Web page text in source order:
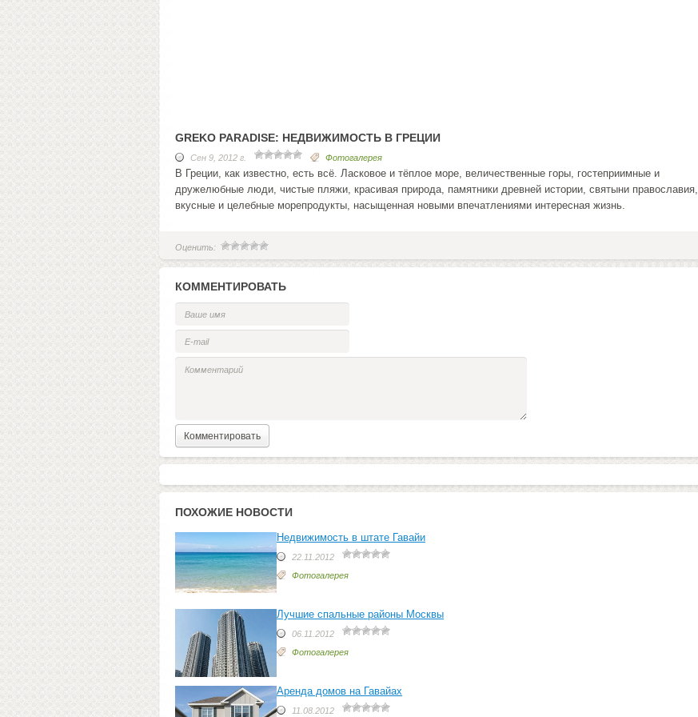
GREKO PARADISE: НЕДВИЖИМОСТЬ В ГРЕЦИИ
Сен 9, 2012 г. Фотогалерея
В Греции, как известно, есть всё. Ласковое и тёплое море, величественные горы, гостеприимные и
дружелюбные люди, чистые пляжи, красивая природа, памятники древней истории, святыни православия,
вкусные и целебные морепродукты, насыщенная новыми впечатлениями интересная жизнь.
Оценить:
КОММЕНТИРОВАТЬ
ПОХОЖИЕ НОВОСТИ
Недвижимость в штате Гавайи
22.11.2012
Фотогалерея
Лучшие спальные районы Москвы
06.11.2012
Фотогалерея
Аренда домов на Гавайах
11.08.2012